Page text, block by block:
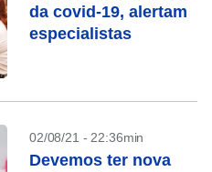
da covid-19, alertam
especialistas
02/08/21 - 22:36min
Devemos ter nova